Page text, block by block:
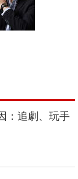
：追劇、玩手